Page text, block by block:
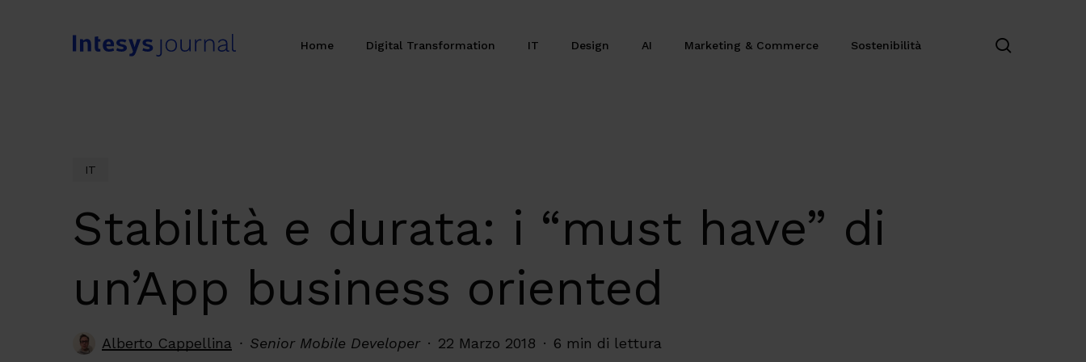
Home Digital Transformation IT Design AI Marketing & Commerce Sostenibilità
IT
Stabilità e durata: i “must have” di
un’App business oriented
Alberto Cappellina Senior Mobile Developer 22 Marzo 2018 6 min di lettura